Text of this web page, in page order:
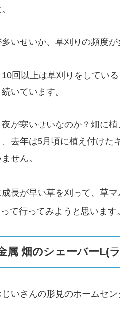
いせいか、草刈りの頻度が
回以上は草刈りをしてい
いています。
が寒いせいなのか？畑に
去年は5月頃に植え付けた
せん。
長が早い草を刈って、草
て行ってみようと思います。
属 畑のシェーバーL(
いさんの形見のホームセ